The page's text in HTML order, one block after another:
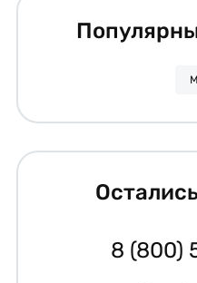
8 (800)